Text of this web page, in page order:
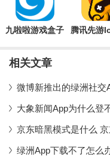
九啦啦游戏盒子
腾讯先游
相关文章
微博新推出的绿洲社交
京东暗黑模式是什么
绿洲App下载不了怎么